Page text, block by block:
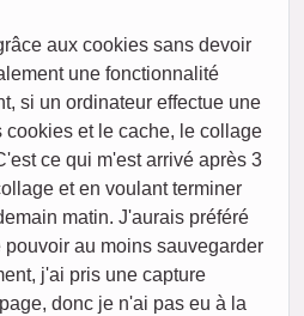
aux cookies sans devoir
une fonctionnalité
si un ordinateur effectue une
cookies et le cache, le collage
ce qui m'est arrivé après 3
et en voulant terminer
matin. J'aurais préféré
au moins sauvegarder
j'ai pris une capture
donc je n'ai pas eu à la